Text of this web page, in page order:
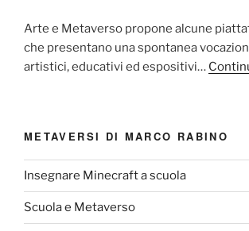
Arte e Metaverso propone alcune
che presentano una spontanea
artistici, educativi ed espositivi…
METAVERSI DI MARCO RABINO
Insegnare Minecraft a scuola
Scuola e Metaverso